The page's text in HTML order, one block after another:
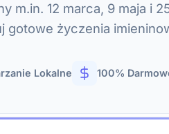
m.in. 12 marca, 9 maja i
gotowe życzenia
Lokalne 100%